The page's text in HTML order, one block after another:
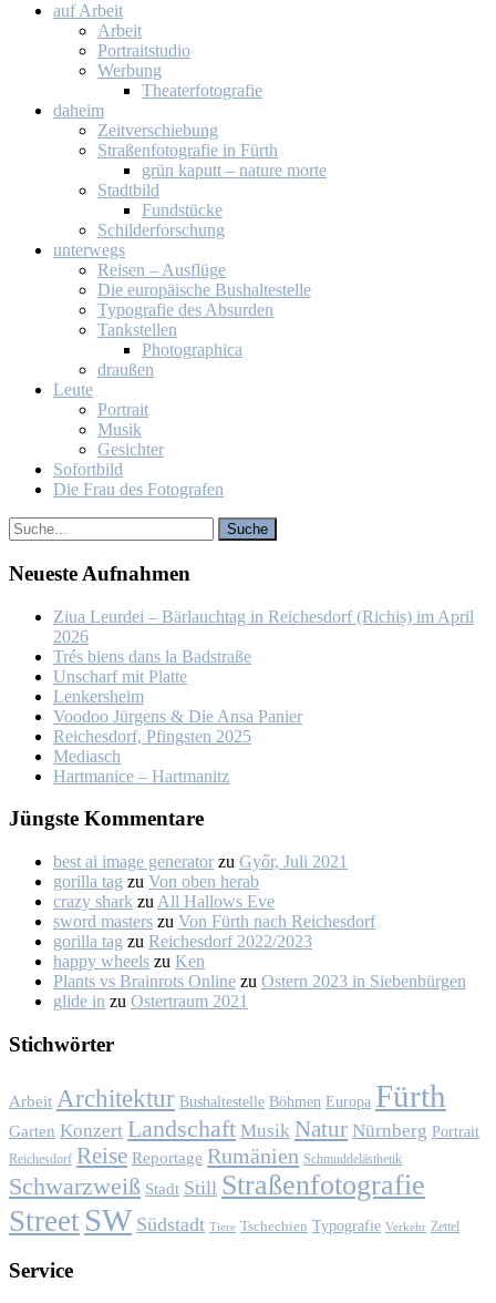
auf Ar­beit
Ar­beit
Por­trait­stu­dio
Wer­bung
Thea­ter­fo­to­gra­fie
da­heim
Zeit­ver­schie­bung
Stra­ßen­fo­to­gra­fie in Fürth
grün ka­putt – na­tu­re mor­te
Stadt­bild
Fund­stü­cke
Schil­der­for­schung
un­ter­wegs
Rei­sen – Aus­flü­ge
Die eu­ro­päi­sche Bus­hal­te­stel­le
Ty­po­gra­fie des Ab­sur­den
Tank­stel­len
Pho­to­gra­phi­ca
drau­ßen
Leu­te
Por­trait
Mu­sik
Ge­sich­ter
So­fort­bild
Die Frau des Fo­to­gra­fen
Neu­es­te Auf­nah­men
Ziua Leur­dei – Bär­lauch­tag in Rei­ches­dorf (Ri­chiș) im April
2026
Trés biens dans la Bad­stra­ße
Un­scharf mit Plat­te
Len­kers­heim
Voo­doo Jür­gens & Die An­sa Pa­nier
Rei­ches­dorf, Pfings­ten 2025
Me­dia­sch
Hart­ma­nice – Hart­ma­nitz
Jüngs­te Kom­men­ta­re
best ai image generator zu Győr, Ju­li 2021
gorilla tag zu Von oben her­ab
crazy shark zu All Hal­lows Eve
sword masters zu Von Fürth nach Rei­ches­dorf
gorilla tag zu Rei­ches­dorf 2022/2023
happy wheels zu Ken
Plants vs Brainrots Online zu Os­tern 2023 in Sie­ben­bür­gen
glide in zu Os­ter­traum 2021
Stich­wör­ter
Arbeit Architektur Bushaltestelle Böhmen Europa Fürth
Garten Konzert Landschaft Musik Natur Nürnberg Portrait
Reichesdorf Reise Reportage Rumänien Schmuddelästhetik
Schwarzweiß Stadt Still Straßenfotografie
Street SW Südstadt Tiere Tschechien Typografie Verkehr Zettel
Ser­vice